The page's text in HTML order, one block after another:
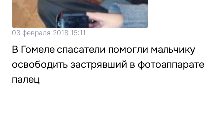
03 февраля 2018 15:11
В Гомеле спасатели помогли мальчику
освободить застрявший в фотоаппарате
палец